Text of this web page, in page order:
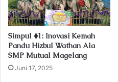
l
a
d
d
r
e
s
Simpul #1: Inovasi Kemah
Pandu Hizbul Wathan Ala
SMP Mutual Magelang
Juni 17, 2025